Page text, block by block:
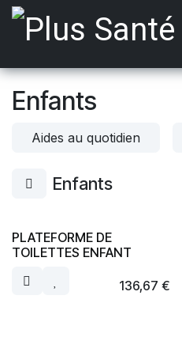
Se rendre au contenu
Enfants
Aides au quotidien
Enfants
PLATEFORME DE
TOILETTES ENFANT
136,67 €